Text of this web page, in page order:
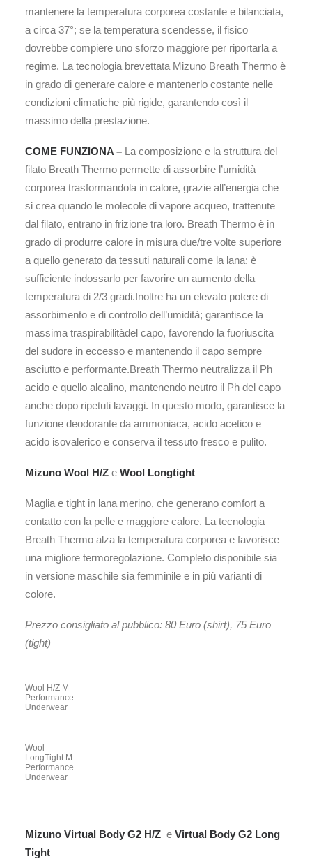
mantenere la temperatura corporea costante e bilanciata,
a circa 37°; se la temperatura scendesse, il fisico
dovrebbe compiere uno sforzo maggiore per riportarla a
regime. La tecnologia brevettata Mizuno Breath Thermo è
in grado di generare calore e mantenerlo costante nelle
condizioni climatiche più rigide, garantendo così il
massimo della prestazione.
COME FUNZIONA – La composizione e la struttura del
filato Breath Thermo permette di assorbire l’umidità
corporea trasformandola in calore, grazie all’energia che
si crea quando le molecole di vapore acqueo, trattenute
dal filato, entrano in frizione tra loro. Breath Thermo è in
grado di produrre calore in misura due/tre volte superiore
a quello generato da tessuti naturali come la lana: è
sufficiente indossarlo per favorire un aumento della
temperatura di 2/3 gradi.Inoltre ha un elevato potere di
assorbimento e di controllo dell’umidità; garantisce la
massima traspirabilitàdel capo, favorendo la fuoriuscita
del sudore in eccesso e mantenendo il capo sempre
asciutto e performante.Breath Thermo neutralizza il Ph
acido e quello alcalino, mantenendo neutro il Ph del capo
anche dopo ripetuti lavaggi. In questo modo, garantisce la
funzione deodorante da ammoniaca, acido acetico e
acido isovalerico e conserva il tessuto fresco e pulito.
Mizuno Wool H/Z e Wool Longtight
Maglia e tight in lana merino, che generano comfort a
contatto con la pelle e maggiore calore. La tecnologia
Breath Thermo alza la temperatura corporea e favorisce
una migliore termoregolazione. Completo disponibile sia
in versione maschile sia femminile e in più varianti di
colore.
Prezzo consigliato al pubblico: 80 Euro (shirt), 75 Euro
(tight)
Wool H/Z M
Performance
Underwear
Wool
LongTight M
Performance
Underwear
Mizuno Virtual Body G2 H/Z e Virtual Body G2 Long
Tight